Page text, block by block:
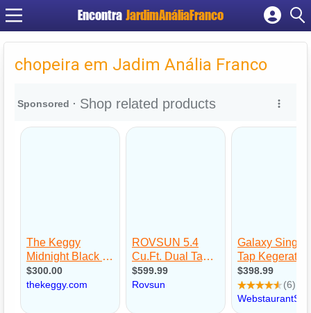
Encontra JardimAnáliaFranco
Cadastrar empresa
Criar conta
chopeira em Jadim Anália Franco